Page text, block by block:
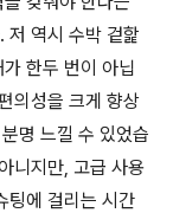
저 역시 수박 겉핥
한두 번이 아닙
의성을 크게 향상
명 느낄 수 있었습
니지만, 고급 사용
팅에 걸리는 시간